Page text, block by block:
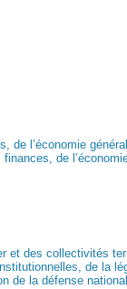
de l’économie
de
et des collectivités
de la
de la défense